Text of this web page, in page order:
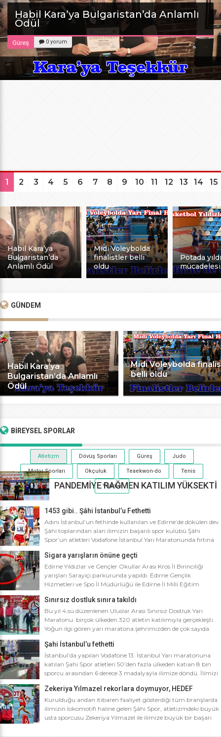
Habil Kara’ya Bulgaristan’da Anlamlı
Ödül
Güreş 0 yorum
1 2 3 4 5 6 7 8 9 10 11 12 13 14 15
Habil Kara’ya
Bulgaristan’da
Anlamlı Ödül
Midi Voleybolda
finalistler belli
oldu
Potada
mücadelesi
GÜNDEM
Habil Kara’ya
Bulgaristan’da Anlamlı
Ödül
Midi Voleybolda
belli oldu
BİREYSELSPORLAR
Atletizm Dövüş Sporları Güreş Judo
Motor Sporları Okçuluk Teaekwon-do Tenis
Yüzme
PANDEMİYE RAĞMEN KATILIM YÜKSEKTİ
1453 gibi.. Şâhi İstanbul’u Fethetti
Adını İstanbul’un fethinde kullanılan ve Edirne’de dökülen dev
Şâhi toplarından alan ilimizin başarılı spor kulübü Şâhi
Spor’un atletleri Vodafone İstanbul Yarı Maratonunda fırtına
Vodafone İstanbul Yarı Maratonu’na ilimizden Şâhi Spor 5
sporcusuyla katıldı. Vodafone İstanbul Yarı Maratonu 10 bin
metre yarışına toplamda 4 bin […]
Sigara yarışların önüne geçti
Edirne Yıldızlar ve Gençler Okullar Arası Kros İl Birinciliği
yarışları Sarayiçi parkurunda yapıldı. Edirne Gençlik
Hizmetleri ve Spo İl Müdürlüğü ile Edirne İl Milli Eğitim
Birinciliği yarışları Sarayiçi parkurunda yapıldı. Oldukça soğuk
ve yağmurlu bir havada düzenlenen yarışlara katılımın
yoğun olması atletizm adına sevindirici bulunurken Atletizm
Federasyonu İl […]
Sınırsız dostluk sınıra takıldı
Bu yıl 4.sü düzenlenen Uluslar Arası Sınırsız Dostluk Yarı
Maratonu birçok ülkeden 320 atletin katılımıyla gerçekleşti .
Yoğun ilgi gören yarı maratona şehrimizden de çok sayıda
Ali Soydan tarafından yeni kurulmasına rağmen bir çok
branşta başarıdan başarıya koşan Edirne Al Kan Spor Kulübü
de […]
Şahi İstanbul’u fethetti
İstanbul’da yapılan Vodafone 13. İstanbul Yarı maratonuna
katılan Şahi Spor atletleri 50’den fazla ülkeden katıan 8 bin
sporcu arasından 6 derece 3 madalyayla ilimize döndü. İlimizi
spor, başarılarına bir yensini ekledi. İstanbul’da yapılan ve
50’yi aşkın ülkeden 8 bin sporcunun katıldığı Vodafone 13.
İstanbul Yarı Maratonuna katılan […]
Zekeriya Yılmazel rekorlara doymuyor, HEDEF
OLİMPİYAT ŞAMPİYONLUĞU
Kurulduğu andan itibaren faaliyet gösterdiği tüm branşlarda
ilimizin lokomotifi haline gelen Şâhi Spor, atletizmdeki büyük
usta sporcusu Zekeriya Yılmazel ile ilimize büyük bir başarı